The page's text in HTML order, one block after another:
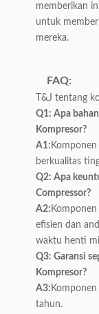
memberikan
untuk
mereka.
FAQ:
T&J tentang
Q1: Apa
Kompresor?
A1:
berkualitas
Q2: Apa
Compressor?
A2:
efisien dan
waktu henti
Q3: Garansi
Kompresor?
A3:
tahun.